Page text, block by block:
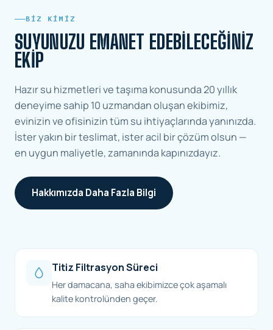
BIZ KIMIZ
SUYUNUZU EMANET EDEBILECEĞINIZ
EKIP
Hazır su hizmetleri ve taşıma konusunda 20 yıllık
deneyime sahip 10 uzmandan oluşan ekibimiz,
evinizin ve ofisinizin tüm su ihtiyaçlarında yanınızda.
İster yakın bir teslimat, ister acil bir çözüm olsun —
en uygun maliyetle, zamanında kapınızdayız.
Hakkımızda Daha Fazla Bilgi
Titiz Filtrasyon Süreci
Her damacana, saha ekibimizce çok aşamalı
kalite kontrolünden geçer.